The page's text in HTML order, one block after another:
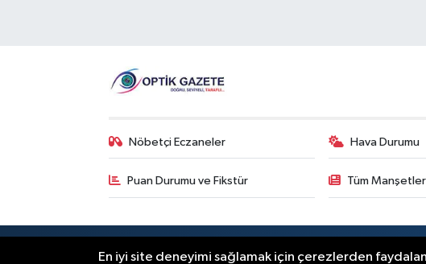
Nöbetçi Eczaneler Hava Durumu
Puan Durumu ve Fikstür Tüm Manşetler
RSS Copyright © 2026. Her hakkı saklıdır.
En iyi site deneyimi sağlamak için çerezlerden